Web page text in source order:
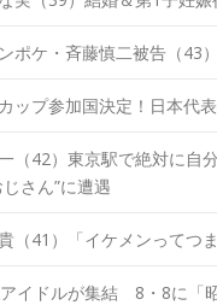
ポケ・斉藤慎二被告（43
ップ参加国決定！日本代
（42）東京駅で絶対に自
さん”に遭遇
（41）「イケメンってつ
アイドルが集結 8・8に「